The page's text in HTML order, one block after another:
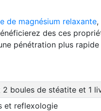
de magnésium relaxante,
des ces
pénétration plus
2 boules de stéatite et 1
et reflexologie